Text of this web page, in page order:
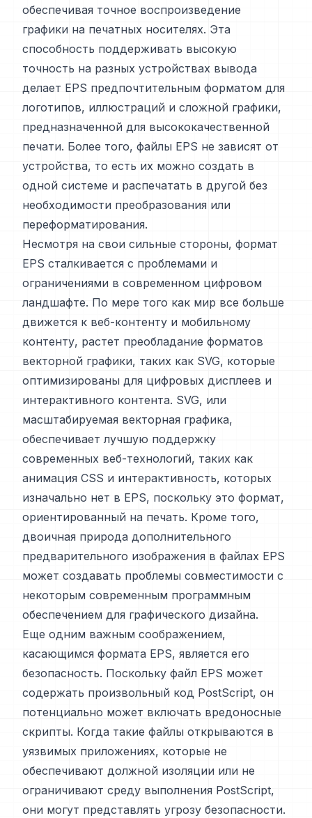
обеспечивая точное воспроизведение
графики на печатных носителях. Эта
способность поддерживать высокую
точность на разных устройствах вывода
делает EPS предпочтительным форматом для
логотипов, иллюстраций и сложной графики,
предназначенной для высококачественной
печати. Более того, файлы EPS не зависят от
устройства, то есть их можно создать в
одной системе и распечатать в другой без
необходимости преобразования или
переформатирования.
Несмотря на свои сильные стороны, формат
EPS сталкивается с проблемами и
ограничениями в современном цифровом
ландшафте. По мере того как мир все больше
движется к веб-контенту и мобильному
контенту, растет преобладание форматов
векторной графики, таких как SVG, которые
оптимизированы для цифровых дисплеев и
интерактивного контента. SVG, или
масштабируемая векторная графика,
обеспечивает лучшую поддержку
современных веб-технологий, таких как
анимация CSS и интерактивность, которых
изначально нет в EPS, поскольку это формат,
ориентированный на печать. Кроме того,
двоичная природа дополнительного
предварительного изображения в файлах EPS
может создавать проблемы совместимости с
некоторым современным программным
обеспечением для графического дизайна.
Еще одним важным соображением,
касающимся формата EPS, является его
безопасность. Поскольку файл EPS может
содержать произвольный код PostScript, он
потенциально может включать вредоносные
скрипты. Когда такие файлы открываются в
уязвимых приложениях, которые не
обеспечивают должной изоляции или не
ограничивают среду выполнения PostScript,
они могут представлять угрозу безопасности.